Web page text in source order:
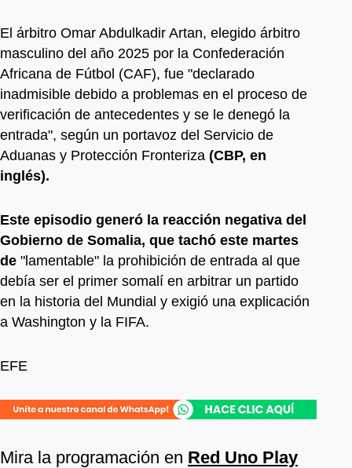
El árbitro Omar Abdulkadir Artan, elegido árbitro
masculino del año 2025 por la Confederación
Africana de Fútbol (CAF), fue "declarado
inadmisible debido a problemas en el proceso de
verificación de antecedentes y se le denegó la
entrada", según un portavoz del Servicio de
Aduanas y Protección Fronteriza (CBP, en
inglés).
Este episodio generó la reacción negativa del
Gobierno de Somalia, que tachó este martes
de "lamentable" la prohibición de entrada al que
debía ser el primer somalí en arbitrar un partido
en la historia del Mundial y exigió una explicación
a Washington y la FIFA.
EFE
Mira la programación en Red Uno Play